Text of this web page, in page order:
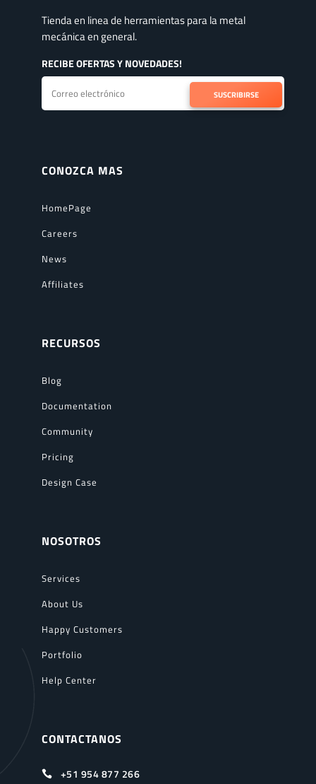
Tienda en linea de herramientas para la metal
mecánica en general.
RECIBE OFERTAS Y NOVEDADES!
SUSCRIBIRSE
CONOZCA MAS
HomePage
Careers
News
Affiliates
RECURSOS
Blog
Documentation
Community
Pricing
Design Case
NOSOTROS
Services
About Us
Happy Customers
Portfolio
Help Center
CONTACTANOS
 +51 954 877 266